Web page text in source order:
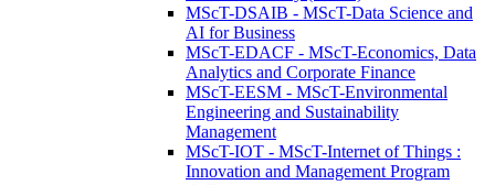
MScT-DSAIB - MScT-Data Science and
AI for Business
MScT-EDACF - MScT-Economics, Data
Analytics and Corporate Finance
MScT-EESM - MScT-Environmental
Engineering and Sustainability
Management
MScT-IOT - MScT-Internet of Things :
Innovation and Management Program